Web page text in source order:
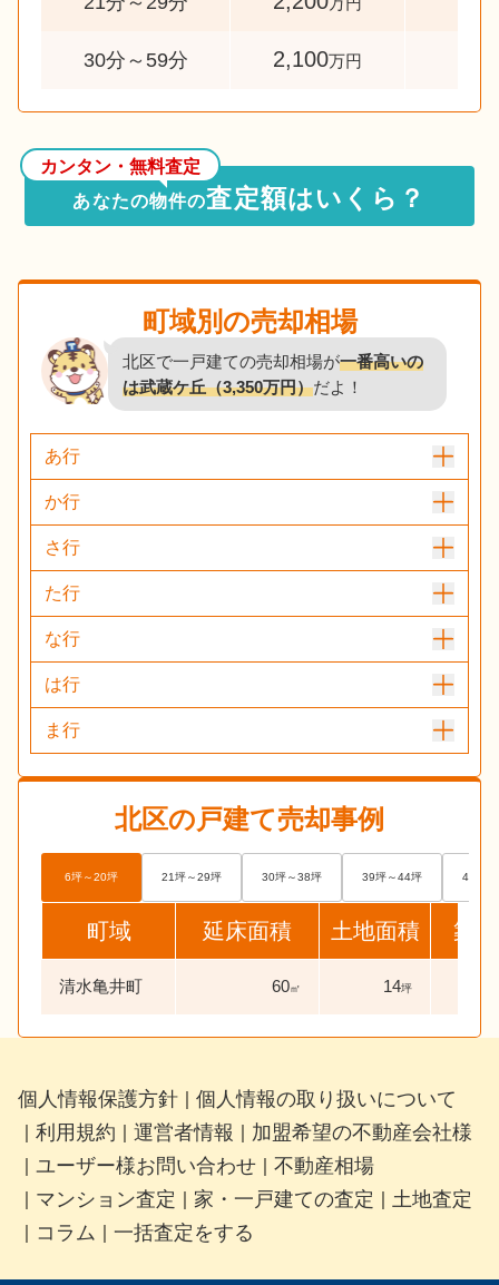
30分～59分 2,100万円
カンタン・無料査定
あなたの物件の査定額はいくら？
町域別の売却相場
北区で一戸建ての売却相場が一番高いの
は武蔵ケ丘（3,350万円）だよ！
あ行
か行
さ行
た行
な行
は行
ま行
北区の戸建て売却事例
6坪～20坪 21坪～29坪 30坪～38坪 39坪～44坪 45坪
町域 延床面積 土地面積 築
清水亀井町 60㎡ 14坪
個人情報保護方針 個人情報の取り扱いについて
利用規約 運営者情報 加盟希望の不動産会社様
ユーザー様お問い合わせ 不動産相場
マンション査定 家・一戸建ての査定 土地査定
コラム 一括査定をする